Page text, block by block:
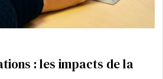
: les impacts de la